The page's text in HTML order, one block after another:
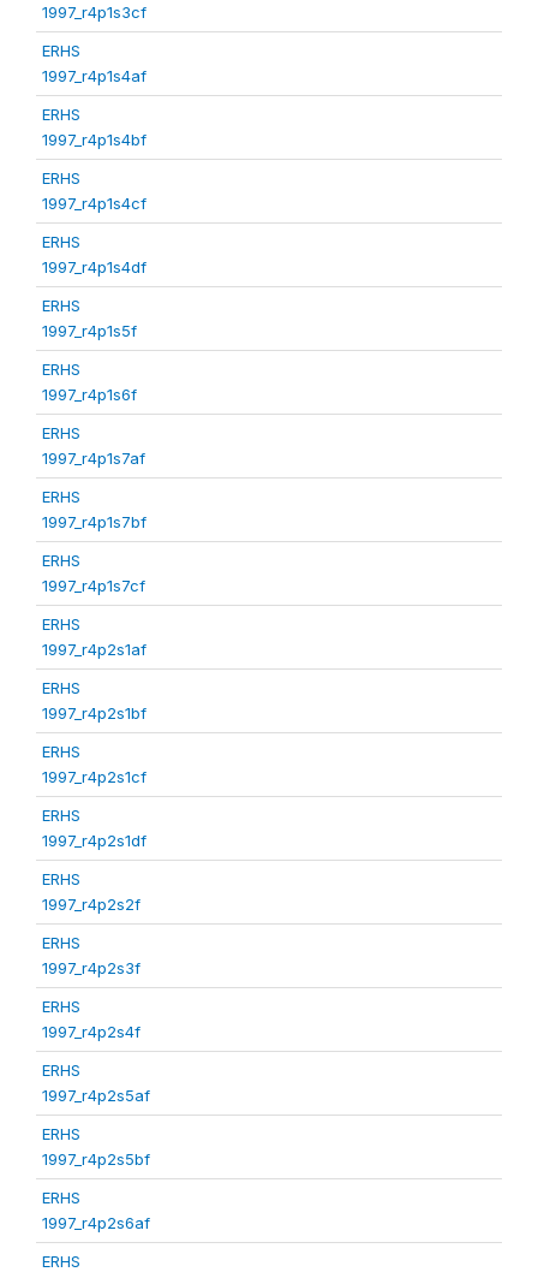
1997_r4p1s3cf
ERHS
1997_r4p1s4af
ERHS
1997_r4p1s4bf
ERHS
1997_r4p1s4cf
ERHS
1997_r4p1s4df
ERHS
1997_r4p1s5f
ERHS
1997_r4p1s6f
ERHS
1997_r4p1s7af
ERHS
1997_r4p1s7bf
ERHS
1997_r4p1s7cf
ERHS
1997_r4p2s1af
ERHS
1997_r4p2s1bf
ERHS
1997_r4p2s1cf
ERHS
1997_r4p2s1df
ERHS
1997_r4p2s2f
ERHS
1997_r4p2s3f
ERHS
1997_r4p2s4f
ERHS
1997_r4p2s5af
ERHS
1997_r4p2s5bf
ERHS
1997_r4p2s6af
ERHS